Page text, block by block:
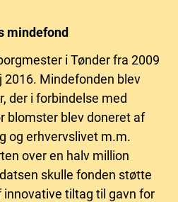
mindefond
i Tønder fra 2009
2016. Mindefonden blev
der i forbindelse med
blomster blev doneret af
og erhvervslivet m.m.
over en halv million
skulle fonden støtte
tiltag til gavn for